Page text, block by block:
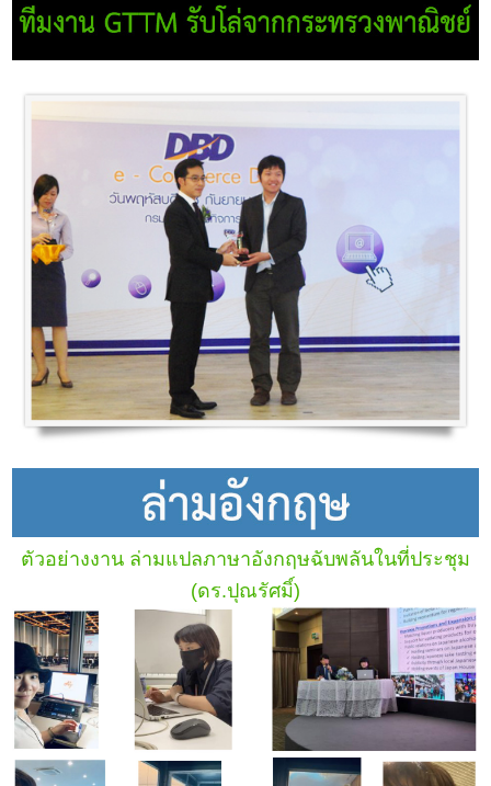
ตัวอย่างงาน ล่ามแปลภาษาอังกฤษฉับพลันในที่ประชุม
(ดร.ปุณรัศมิ์)